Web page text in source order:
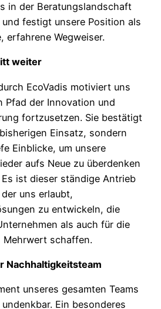
in der Beratungslandschaft
festigt unsere Position als
erfahrene Wegweiser.
weiter
EcoVadis motiviert uns
Pfad der Innovation und
fortzusetzen. Sie bestätigt
Einsatz, sondern
Einblicke, um unsere
aufs Neue zu überdenken
ist dieser ständige Antrieb
uns erlaubt,
zu entwickeln, die
als auch für die
Mehrwert schaffen.
Nachhaltigkeitsteam
unseres gesamten Teams
Ein besonderes